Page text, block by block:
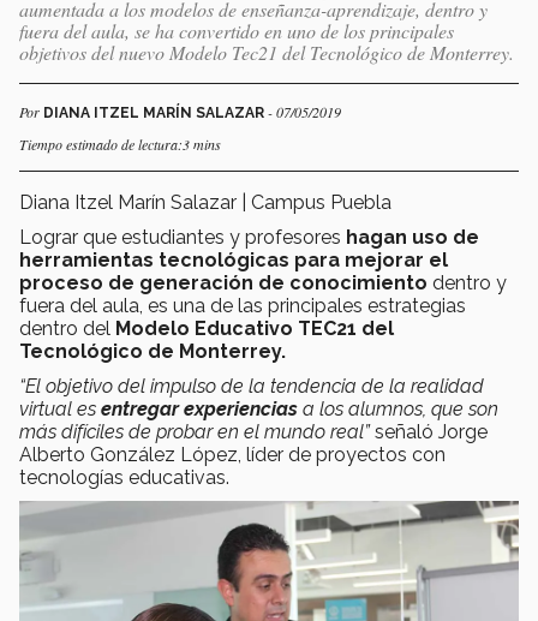
aumentada a los modelos de enseñanza-aprendizaje, dentro y
fuera del aula, se ha convertido en uno de los principales
objetivos del nuevo Modelo Tec21 del Tecnológico de Monterrey.
Por DIANA ITZEL MARÍN SALAZAR - 07/05/2019
Tiempo estimado de lectura:3 mins
Diana Itzel Marín Salazar | Campus Puebla
Lograr que estudiantes y profesores hagan uso de
herramientas tecnológicas para mejorar el
proceso de generación de conocimiento dentro y
fuera del aula, es una de las principales estrategias
dentro del Modelo Educativo TEC21 del
Tecnológico de Monterrey.
“El objetivo del impulso de la tendencia de la realidad
virtual es entregar experiencias a los alumnos, que son
más difíciles de probar en el mundo real”señaló Jorge
Alberto González López, líder de proyectos con
tecnologías educativas.